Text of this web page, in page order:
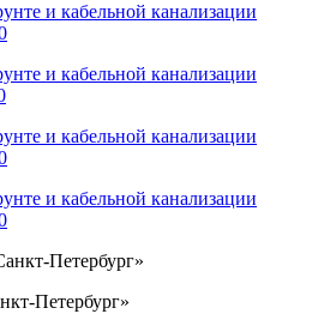
и кабельной канализации
и кабельной канализации
и кабельной канализации
и кабельной канализации
Петербург»
Петербург»